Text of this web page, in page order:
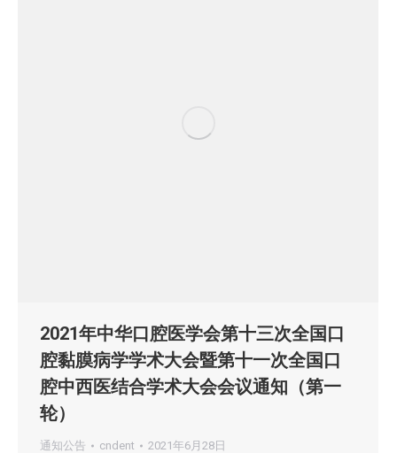
2021年中华口腔医学会第十三次全国口
腔黏膜病学学术大会暨第十一次全国口
腔中西医结合学术大会会议通知（第一
轮）
通知公告 cndent 2021年6月28日